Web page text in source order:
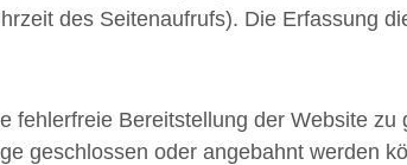
des Seitenaufrufs). Die Erfassung
fehlerfreie Bereitstellung der Website
geschlossen oder angebahnt werden